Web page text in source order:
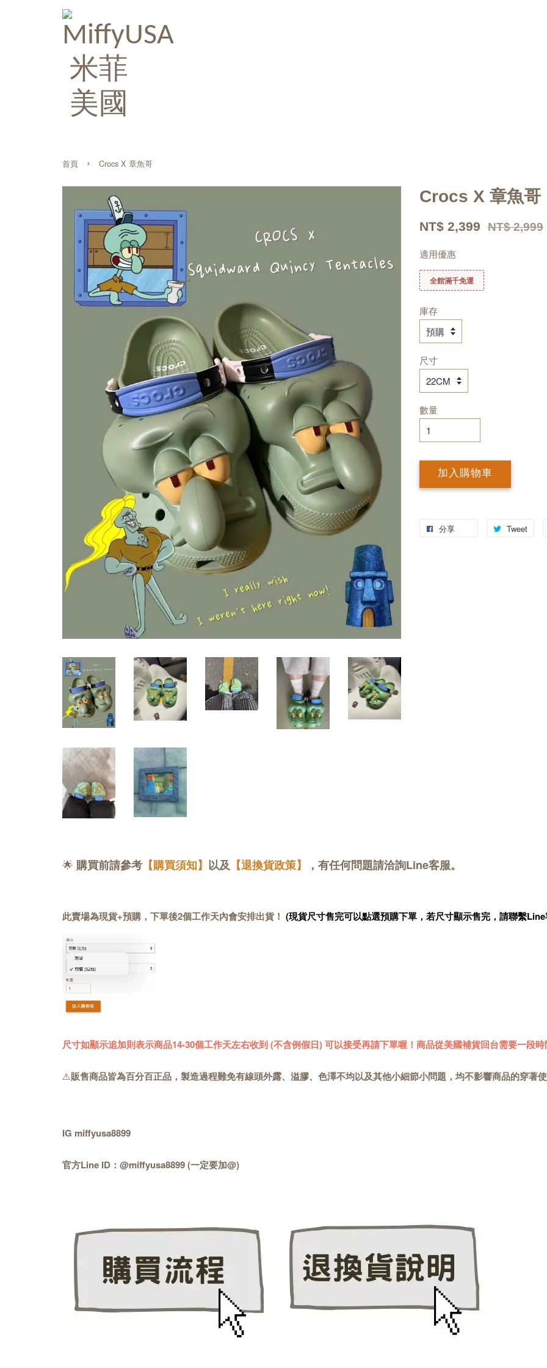
首頁 › Crocs X 章魚哥
Crocs X 章魚哥
NT$ 2,399 NT$ 2,999
適用優惠
全館滿千免運
庫存
尺寸
數量
加入購物車
分享 Tweet
🌟 購買前請參考 【購買須知】 以及 【退換貨政策】 ，有任何問題請洽詢Line客服。
此賣場為現貨+預購，下單後2個工作天內會安排出貨！ (現貨尺寸售完可以點選預購下單，若尺寸顯示售完，請聯繫
尺寸如顯示追加則表示商品14-30個工作天左右收到 (不含例假日) 可以接受再請下單喔！商品從美國補貨回台需要一段時
⚠️販售商品皆為百分百正品，製造過程難免有線頭外露、溢膠、色澤不均以及其他小細節小問題，均不影響商品的穿著
IG miffyusa8899
官方Line ID：@miffyusa8899 (一定要加@)